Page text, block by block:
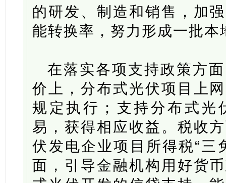
的研发、制造和销售，加
能转换率，努力形成一批
在落实各项支持政策方
价上，分布式光伏项目上
规定执行；支持分布式光
易，获得相应收益。税收
伏发电企业项目所得税“三
面，引导金融机构用好货